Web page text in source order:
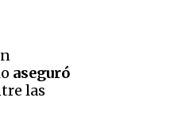
aseguró
las